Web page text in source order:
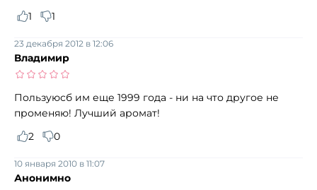
1
1
Владимир
23 декабря 2012 в 12:06
Пользуюсб им еще 1999 года - ни на что другое не
променяю! Лучший аромат!
2
0
Анонимно
10 января 2010 в 11:07